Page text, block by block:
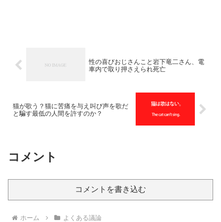
性の喜びおじさんこと岩下竜二さん、電
車内で取り押さえられ死亡
猫が歌う？猫に苦痛を与え叫び声を歌だ
と騙す最低の人間を許すのか？
コメント
コメントを書き込む
ホーム よくある議論